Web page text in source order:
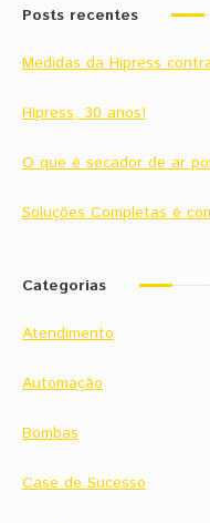
Posts recentes
Medidas da Hipress
Hipress, 30 anos!
O que é secador de ar
Soluções Completas é
Categorias
Atendimento
Automação
Bombas
Case de Sucesso